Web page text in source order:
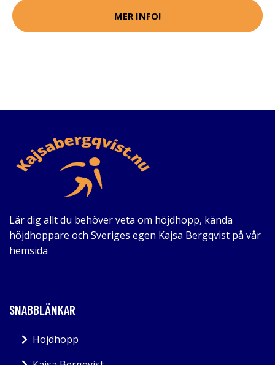
MER INFO!
Lär dig allt du behöver veta om höjdhopp, kända
höjdhoppare och Sveriges egen Kajsa Bergqvist på vår
hemsida
SNABBLÄNKAR
Höjdhopp